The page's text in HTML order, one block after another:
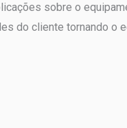
sobre o
do cliente tornando o